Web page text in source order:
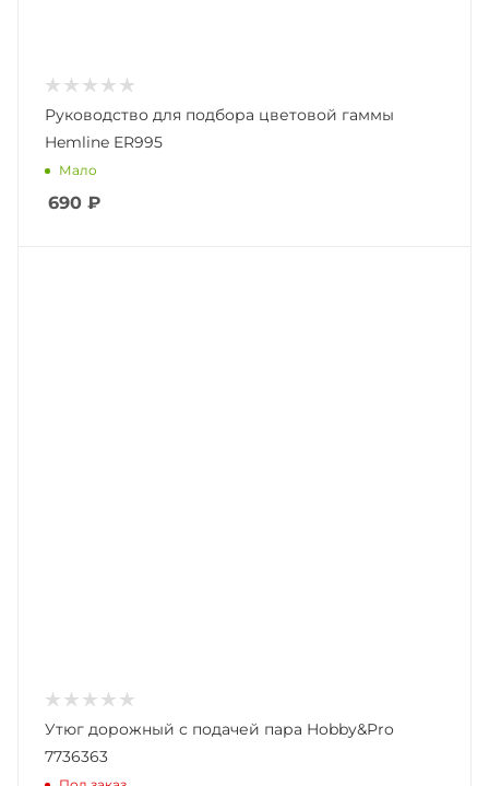
Руководство для подбора цветовой гаммы
Hemline ER995
Мало
690 ₽
Утюг дорожный с подачей пара Hobby&Pro
7736363